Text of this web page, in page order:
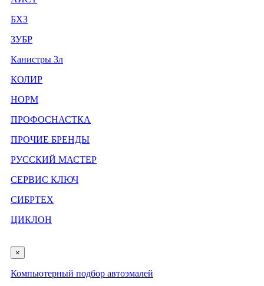
БХЗ
ЗУБР
Канистры 3л
КОЛИР
НОРМ
ПРОФОСНАСТКА
ПРОЧИЕ БРЕНДЫ
РУССКИЙ МАСТЕР
СЕРВИС КЛЮЧ
СИБРТЕХ
ЦИКЛОН
×
Компьютерный подбор автоэмалей